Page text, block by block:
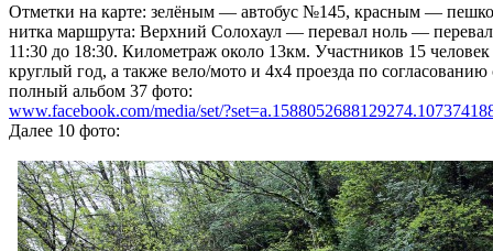
Отметки на карте: зелёным — автобус №145, красным —
нитка маршрута: Верхний Солохаул — перевал ноль —
11:30 до 18:30. Километраж около 13км. Участников 15
круглый год, а также вело/мото и 4х4 проезда по
полный альбом 37 фото:
www.facebook.com/media/set/
Далее 10 фото: